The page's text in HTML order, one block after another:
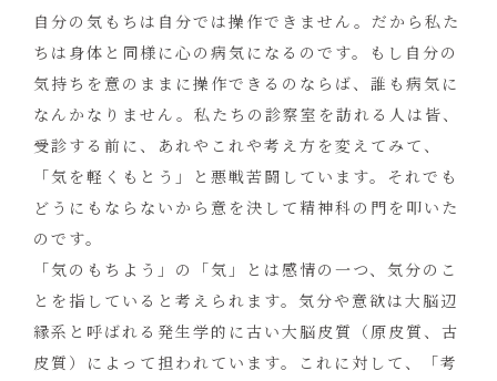
自分の気もちは自分では操作できません。だから私た
ちは身体と同様に心の病気になるのです。もし自分の
気持ちを意のままに操作できるのならば、誰も病気に
なんかなりません。私たちの診察室を訪れる人は皆、
受診する前に、あれやこれや考え方を変えてみて、
「気を軽くもとう」と悪戦苦闘しています。それでも
どうにもならないから意を決して精神科の門を叩いた
のです。
「気のもちよう」の「気」とは感情の一つ、気分のこ
とを指していると考えられます。気分や意欲は大脳辺
縁系と呼ばれる発生学的に古い大脳皮質（原皮質、古
皮質）によって担われています。これに対して、「考